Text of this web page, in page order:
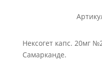
Нексогет капс. 20мг
Самарканде.